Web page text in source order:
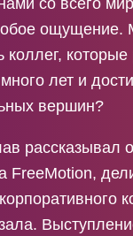
со всего
коллег,
лет и
вершин?
рассказывал
FreeMotion,